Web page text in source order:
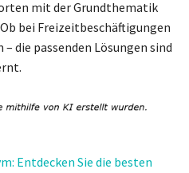
mit der Grundthematik
bei Freizeitbeschäftigungen
die passenden Lösungen sind
Entdecken Sie die besten